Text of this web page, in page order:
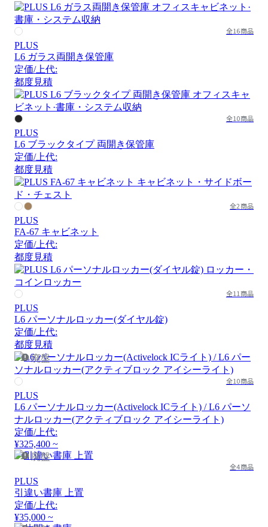
全16商品
PLUS
L6 ガラス両開き保管庫
定価/上代:
都度見積
全10商品
PLUS
L6 ブラックタイプ 両開き保管庫
定価/上代:
都度見積
全2商品
PLUS
FA-67 キャビネット
定価/上代:
都度見積
全11商品
PLUS
L6 パーソナルロッカー(ダイヤル錠)
定価/上代:
都度見積
廃盤
全10商品
PLUS
L6 パーソナルロッカー(Activelock ICライト) / L6 パーソ
ナルロッカー(アクティブロック アイシーライト)
定価/上代:
¥325,400 ~
廃盤
全4商品
PLUS
引違い書庫 上置
定価/上代:
¥35,000 ~